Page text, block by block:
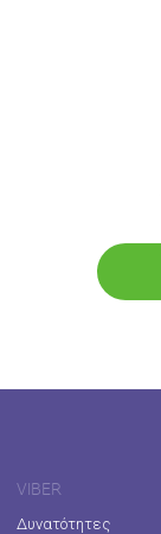
VIBER
Δυνατότητες